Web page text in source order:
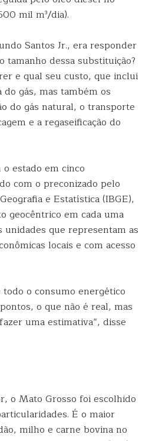
mil m³/dia).
Santos Jr., era responder
tamanho dessa substituição?
e qual seu custo, que inclui
gás, mas também os
do gás natural, o transporte
e a regaseificação do
estado em cinco
com o preconizado pelo
e Estatística (IBGE),
geocêntrico em cada uma
unidades que representam as
locais e com acesso
todo o consumo energético
o que não é real, mas
uma estimativa”, disse
o Mato Grosso foi escolhido
É o maior
milho e carne bovina no